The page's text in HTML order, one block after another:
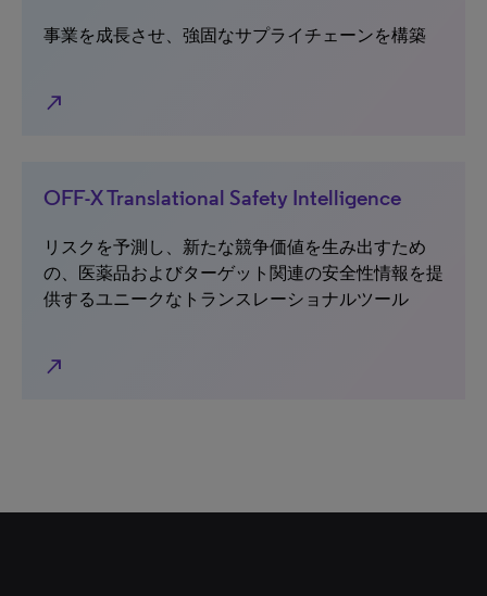
事業を成長させ、強固なサプライチェーンを構築
north_east
OFF-X Translational Safety Intelligence
リスクを予測し、新たな競争価値を生み出すため
の、医薬品およびターゲット関連の安全性情報を提
供するユニークなトランスレーショナルツール
north_east